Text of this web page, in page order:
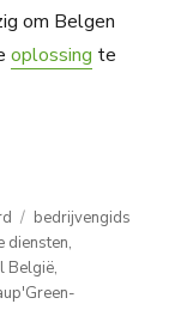
om Belgen
oplossing te
Tags
bedrijvengids
diensten,
België,